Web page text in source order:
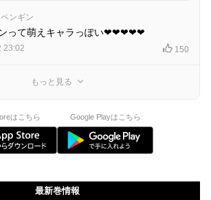
ンギン
って萌えキャラっぽい❤❤❤❤❤
23:02 150
もっと見る
はこちら Google Playはこちら
最新巻情報